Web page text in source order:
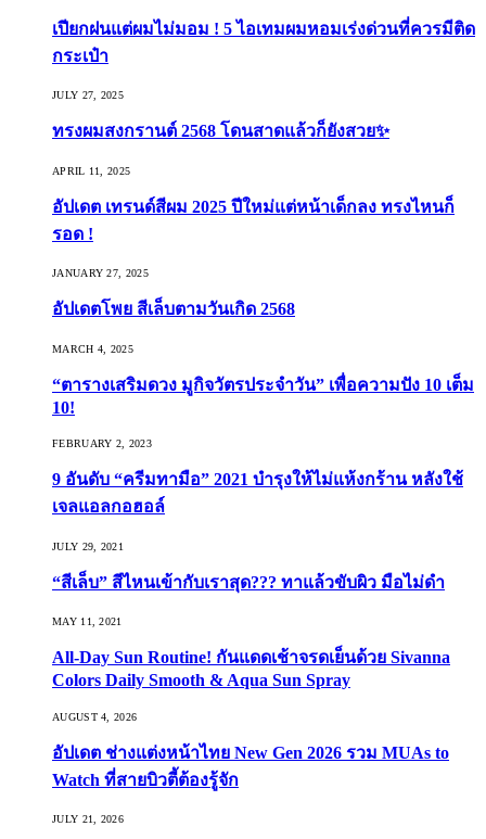
เปียกฝนแต่ผมไม่มอม ! 5 ไอเทมผมหอมเร่งด่วนที่ควรมีติด
กระเป๋า
JULY 27, 2025
ทรงผมสงกรานต์ 2568 โดนสาดแล้วก็ยังสวย✨
APRIL 11, 2025
อัปเดต เทรนด์สีผม 2025 ปีใหม่แต่หน้าเด็กลง ทรงไหนก็
รอด !
JANUARY 27, 2025
อัปเดตโพย สีเล็บตามวันเกิด 2568
MARCH 4, 2025
“ตารางเสริมดวง มูกิจวัตรประจำวัน” เพื่อความปัง 10 เต็ม
10!
FEBRUARY 2, 2023
9 อันดับ “ครีมทามือ” 2021 บำรุงให้ไม่แห้งกร้าน หลังใช้
เจลแอลกอฮอล์
JULY 29, 2021
“สีเล็บ” สีไหนเข้ากับเราสุด??? ทาแล้วขับผิว มือไม่ดำ
MAY 11, 2021
All-Day Sun Routine! กันแดดเช้าจรดเย็นด้วย Sivanna
Colors Daily Smooth & Aqua Sun Spray
AUGUST 4, 2026
อัปเดต ช่างแต่งหน้าไทย New Gen 2026 รวม MUAs to
Watch ที่สายบิวตี้ต้องรู้จัก
JULY 21, 2026